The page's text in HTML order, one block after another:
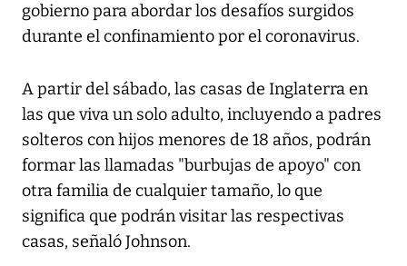
gobierno para abordar los desafíos surgidos
durante el confinamiento por el coronavirus.
A partir del sábado, las casas de Inglaterra en
las que viva un solo adulto, incluyendo a padres
solteros con hijos menores de 18 años, podrán
formar las llamadas "burbujas de apoyo" con
otra familia de cualquier tamaño, lo que
significa que podrán visitar las respectivas
casas, señaló Johnson.